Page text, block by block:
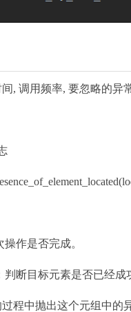
间, 调用频率, 要忽略的
作是否完成。
判断目标元素是否已经成
程中抛出这个元组中